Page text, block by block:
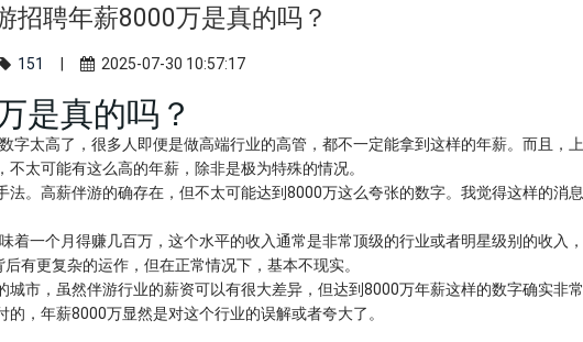
招聘年薪8000万是真的吗？
151 | 2025-07-30 10:57:17
是真的吗？
字太高了，很多人即便是做高端行业的高管，都不一定能拿到这样的年薪。而且，上
太可能有这么高的年薪，除非是极为特殊的情况。
法。高薪伴游的确存在，但不太可能达到8000万这么夸张的数字。我觉得这样的消息
着一个月得赚几百万，这个水平的收入通常是非常顶级的行业或者明星级别的收入，
有更复杂的运作，但在正常情况下，基本不现实。
城市，虽然伴游行业的薪资可以有很大差异，但达到8000万年薪这样的数字确实非常
，年薪8000万显然是对这个行业的误解或者夸大了。